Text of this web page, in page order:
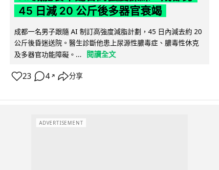
45 日減 20 公斤後多器官衰竭
成都一名男子跟隨 AI 制訂高強度減脂計劃，45 日內減去約 20
公斤後昏迷送院。醫生診斷他患上尿源性膿毒症、膿毒性休克
及多器官功能障礙。...
閱讀全文
23 4 ↗ 分享
ADVERTISEMENT